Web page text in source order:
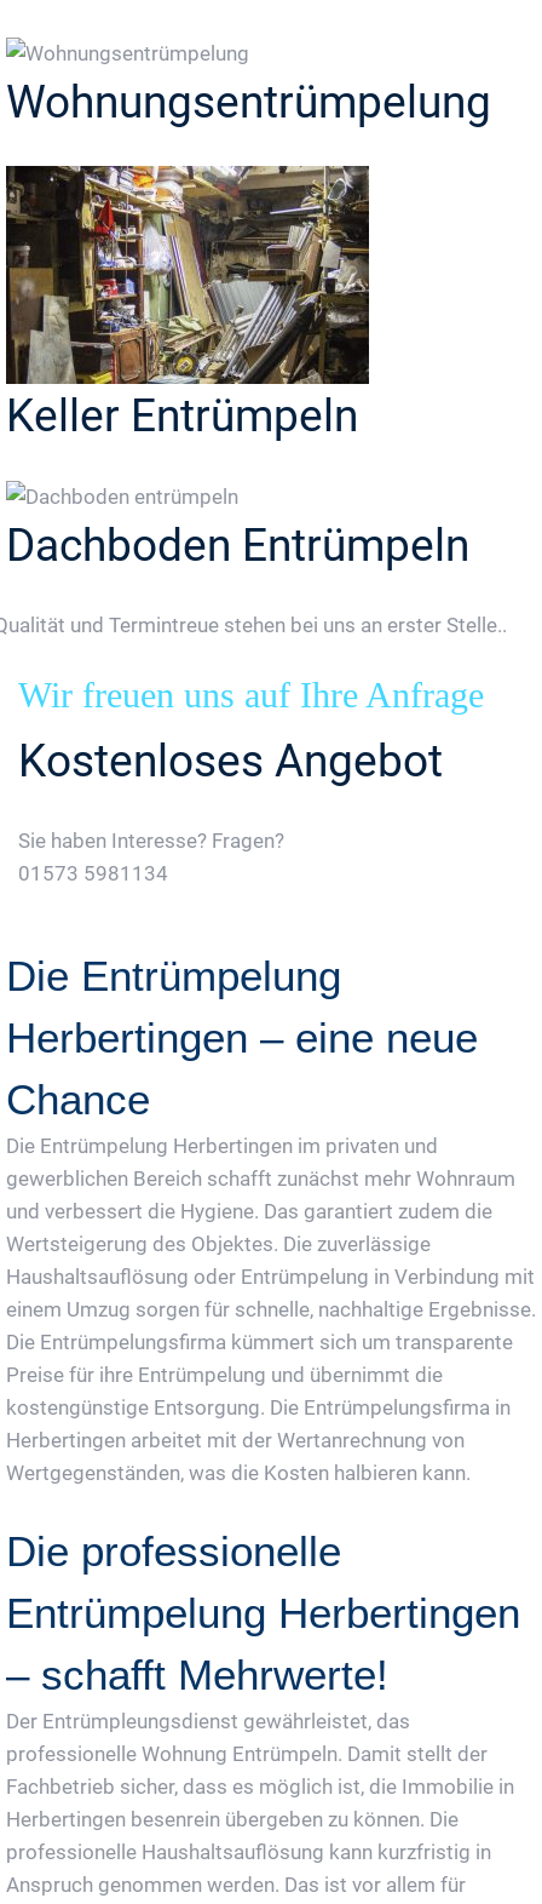
Wohnungsentrümpelung
Keller Entrümpeln
Dachboden Entrümpeln
und Termintreue stehen bei uns an erster Stelle..
Wir freuen uns auf Ihre Anfrage
Kostenloses Angebot
Sie haben Interesse? Fragen?
01573 5981134
Die Entrümpelung
Herbertingen – eine neue
Chance
Die Entrümpelung Herbertingen im privaten und
gewerblichen Bereich schafft zunächst mehr Wohnraum
und verbessert die Hygiene. Das garantiert zudem die
Wertsteigerung des Objektes. Die zuverlässige
Haushaltsauflösung oder Entrümpelung in Verbindung mit
einem Umzug sorgen für schnelle, nachhaltige Ergebnisse.
Die Entrümpelungsfirma kümmert sich um transparente
Preise für ihre Entrümpelung und übernimmt die
kostengünstige Entsorgung. Die Entrümpelungsfirma in
Herbertingen arbeitet mit der Wertanrechnung von
Wertgegenständen, was die Kosten halbieren kann.
Die professionelle
Entrümpelung Herbertingen
– schafft Mehrwerte!
Der Entrümpleungsdienst gewährleistet, das
professionelle Wohnung Entrümpeln. Damit stellt der
Fachbetrieb sicher, dass es möglich ist, die Immobilie in
Herbertingen besenrein übergeben zu können. Die
professionelle Haushaltsauflösung kann kurzfristig in
Anspruch genommen werden. Das ist vor allem für